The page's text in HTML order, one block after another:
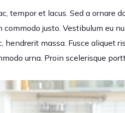
tempor et lacus. Sed a ornare
justo. Vestibulum eu
hendrerit massa. Fusce aliquet
urna. Proin scelerisque